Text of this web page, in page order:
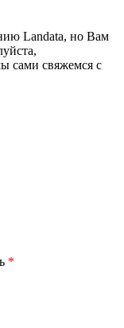
Landata, но Вам
сами свяжемся с
*